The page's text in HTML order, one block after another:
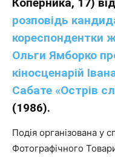
розповідь
кореспондентки
Ольги Ямборко
кіносценарій
Сабате «Острів
(1986).
Подія організована у
Фотографічного